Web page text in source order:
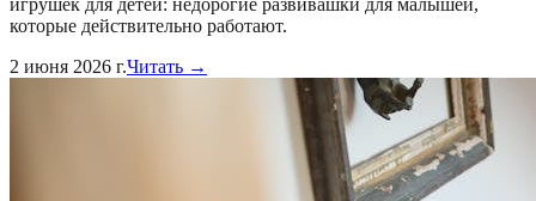
игрушек для детей: недорогие развивашки для малышей,
которые действительно работают.
2 июня 2026 г.Читать →